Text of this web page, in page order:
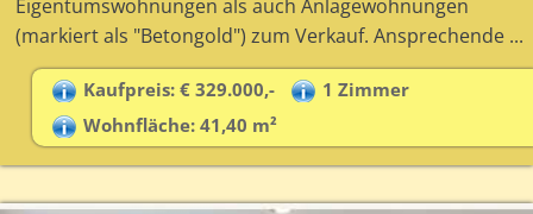
Eigentumswohnungen als auch Anlagewohnungen
(markiert als "Betongold") zum Verkauf. Ansprechende ...
Kaufpreis: € 329.000,-
1 Zimmer
Wohnfläche: 41,40 m²